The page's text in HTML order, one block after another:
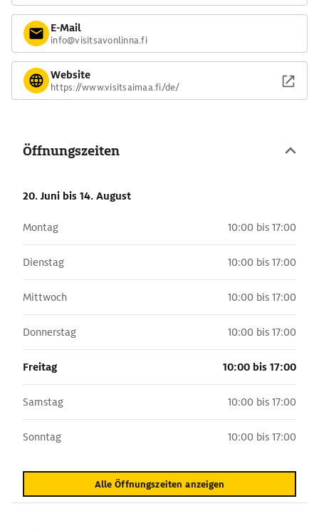
E-Mail
info@visitsavonlinna.fi
Website
https://www.visitsaimaa.fi/de/
Öffnungszeiten
20. Juni bis 14. August
Montag 10:00 bis 17:00
Dienstag 10:00 bis 17:00
Mittwoch 10:00 bis 17:00
Donnerstag 10:00 bis 17:00
Freitag 10:00 bis 17:00
Samstag 10:00 bis 17:00
Sonntag 10:00 bis 17:00
Alle Öffnungszeiten anzeigen